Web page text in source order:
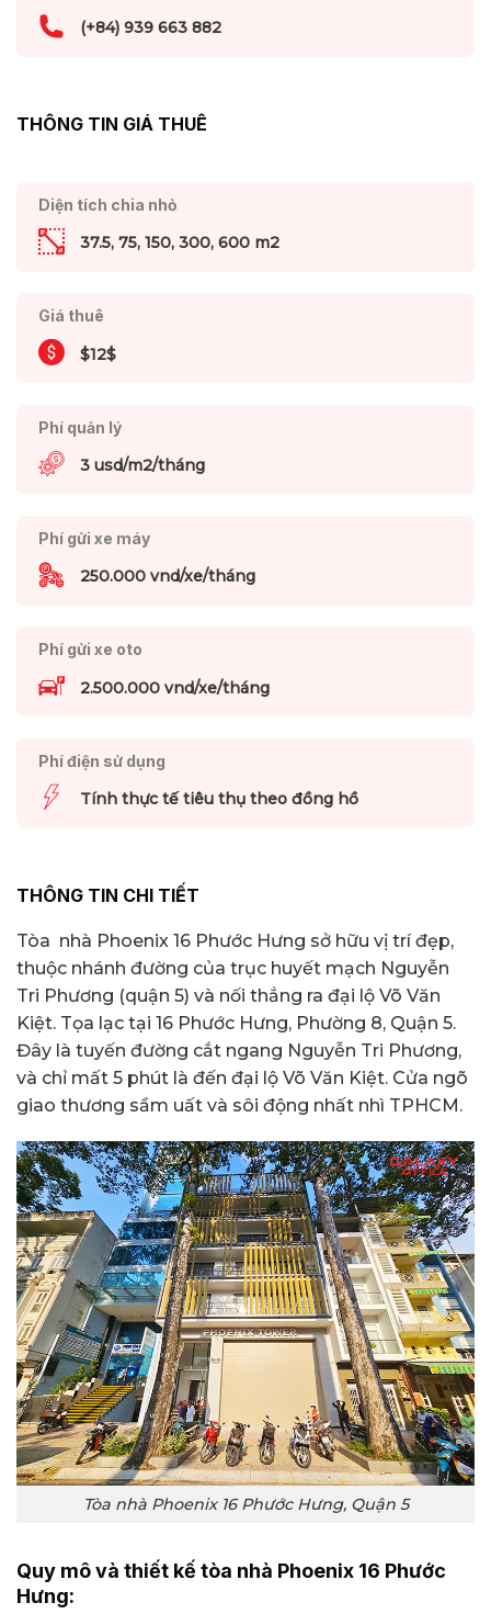
(+84) 939 663 882
THÔNG TIN GIÁ THUÊ
Diện tích chia nhỏ
37.5, 75, 150, 300, 600 m2
Giá thuê
$12$
Phí quản lý
3 usd/m2/tháng
Phí gửi xe máy
250.000 vnd/xe/tháng
Phí gửi xe oto
2.500.000 vnd/xe/tháng
Phí điện sử dụng
Tính thực tế tiêu thụ theo đồng hồ
THÔNG TIN CHI TIẾT
Tòa nhà Phoenix 16 Phước Hưng sở hữu vị trí đẹp,
thuộc nhánh đường của trục huyết mạch Nguyễn
Tri Phương (quận 5) và nối thẳng ra đại lộ Võ Văn
Kiệt. Tọa lạc tại 16 Phước Hưng, Phường 8, Quận 5.
Đây là tuyến đường cắt ngang Nguyễn Tri Phương,
và chỉ mất 5 phút là đến đại lộ Võ Văn Kiệt. Cửa ngõ
giao thương sầm uất và sôi động nhất nhì TPHCM.
Tòa nhà Phoenix 16 Phước Hưng, Quận 5
Quy mô và thiết kế tòa nhà Phoenix 16 Phước
Hưng: